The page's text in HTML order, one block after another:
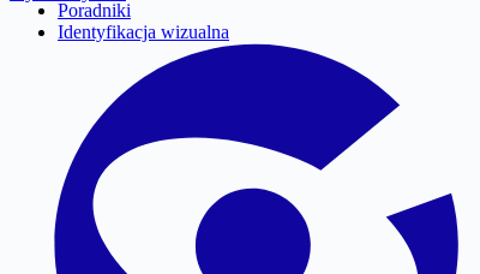
Poradniki
Identyfikacja wizualna